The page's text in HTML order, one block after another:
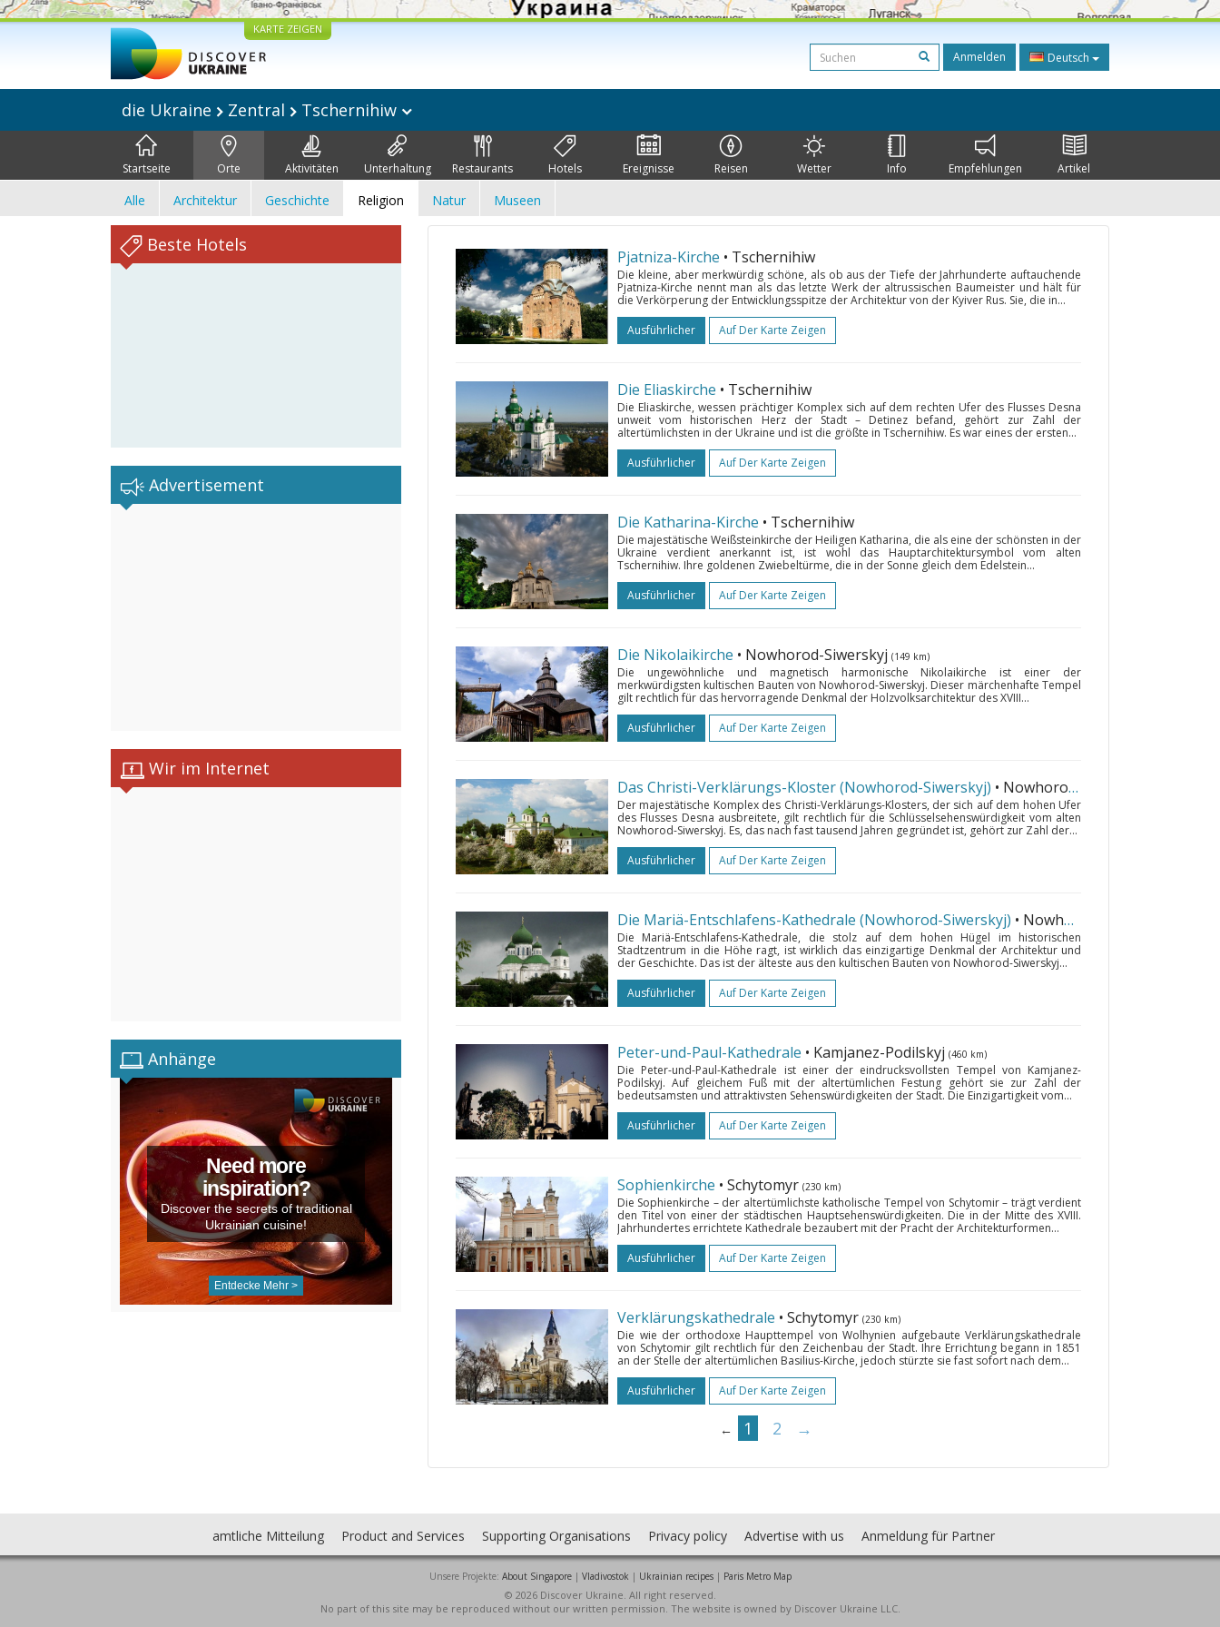
KARTE ZEIGEN
Anmelden Deutsch
die Ukraine Zentral Tschernihiw
Startseite Orte Aktivitäten Unterhaltung Restaurants Hotels Ereignisse Reisen Wetter Info Empfehlungen Artikel
Alle Architektur Geschichte Religion Natur Museen
Beste Hotels
Advertisement
Wir im Internet
Anhänge
Need more
inspiration?
Discover the secrets of traditional
Ukrainian cuisine!
Entdecke Mehr >
Pjatniza-Kirche • Tschernihiw
Die kleine, aber merkwürdig schöne, als ob aus der Tiefe der Jahrhunderte auftauchende
Pjatniza-Kirche nennt man als das letzte Werk der altrussischen Baumeister und hält für
die Verkörperung der Entwicklungsspitze der Architektur von der Kyiver Rus. Sie, die in...
Ausführlicher
Auf Der Karte Zeigen
Die Eliaskirche • Tschernihiw
Die Eliaskirche, wessen prächtiger Komplex sich auf dem rechten Ufer des Flusses Desna
unweit vom historischen Herz der Stadt – Detinez befand, gehört zur Zahl der
altertümlichsten in der Ukraine und ist die größte in Tschernihiw. Es war eines der ersten...
Ausführlicher
Auf Der Karte Zeigen
Die Katharina-Kirche • Tschernihiw
Die majestätische Weißsteinkirche der Heiligen Katharina, die als eine der schönsten in der
Ukraine verdient anerkannt ist, ist wohl das Hauptarchitektursymbol vom alten
Tschernihiw. Ihre goldenen Zwiebeltürme, die in der Sonne gleich dem Edelstein...
Ausführlicher
Auf Der Karte Zeigen
Die Nikolaikirche • Nowhorod-Siwerskyj (149 km)
Die ungewöhnliche und magnetisch harmonische Nikolaikirche ist einer der
merkwürdigsten kultischen Bauten von Nowhorod-Siwerskyj. Dieser märchenhafte Tempel
gilt rechtlich für das hervorragende Denkmal der Holzvolksarchitektur des XVIII...
Ausführlicher
Auf Der Karte Zeigen
Das Christi-Verklärungs-Kloster (Nowhorod-Siwerskyj) • Nowhorod-Siwerskyj
Der majestätische Komplex des Christi-Verklärungs-Klosters, der sich auf dem hohen Ufer
des Flusses Desna ausbreitete, gilt rechtlich für die Schlüsselsehenswürdigkeit vom alten
Nowhorod-Siwerskyj. Es, das nach fast tausend Jahren gegründet ist, gehört zur Zahl der...
Ausführlicher
Auf Der Karte Zeigen
Die Mariä-Entschlafens-Kathedrale (Nowhorod-Siwerskyj) • Nowhorod-Siwerskyj
Die Mariä-Entschlafens-Kathedrale, die stolz auf dem hohen Hügel im historischen
Stadtzentrum in die Höhe ragt, ist wirklich das einzigartige Denkmal der Architektur und
der Geschichte. Das ist der älteste aus den kultischen Bauten von Nowhorod-Siwerskyj...
Ausführlicher
Auf Der Karte Zeigen
Peter-und-Paul-Kathedrale • Kamjanez-Podilskyj (460 km)
Die Peter-und-Paul-Kathedrale ist einer der eindrucksvollsten Tempel von Kamjanez-
Podilskyj. Auf gleichem Fuß mit der altertümlichen Festung gehört sie zur Zahl der
bedeutsamsten und attraktivsten Sehenswürdigkeiten der Stadt. Die Einzigartigkeit vom...
Ausführlicher
Auf Der Karte Zeigen
Sophienkirche • Schytomyr (230 km)
Die Sophienkirche – der altertümlichste katholische Tempel von Schytomir – trägt verdient
den Titel von einer der städtischen Hauptsehenswürdigkeiten. Die in der Mitte des XVIII.
Jahrhundertes errichtete Kathedrale bezaubert mit der Pracht der Architekturformen...
Ausführlicher
Auf Der Karte Zeigen
Verklärungskathedrale • Schytomyr (230 km)
Die wie der orthodoxe Haupttempel von Wolhynien aufgebaute Verklärungskathedrale
von Schytomir gilt rechtlich für den Zeichenbau der Stadt. Ihre Errichtung begann in 1851
an der Stelle der altertümlichen Basilius-Kirche, jedoch stürzte sie fast sofort nach dem...
Ausführlicher
Auf Der Karte Zeigen
← 1 2 →
amtliche Mitteilung Product and Services Supporting Organisations Privacy policy Advertise with us Anmeldung für Partner
Unsere Projekte: About Singapore| Vladivostok | Ukrainian recipes| Paris Metro Map
© 2026 Discover Ukraine. All right reserved.
No part of this site may be reproduced without our written permission. The website is owned by Discover Ukraine LLC.